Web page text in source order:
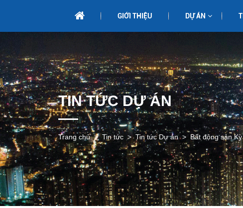
GIỚI THIỆU DỰ ÁN
TIN TỨC DỰ ÁN
Trang chủ Tin tức Tin tức Dự án Bất động sản